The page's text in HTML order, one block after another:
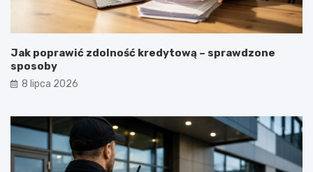
Jak poprawić zdolność kredytową – sprawdzone
sposoby
8 lipca 2026